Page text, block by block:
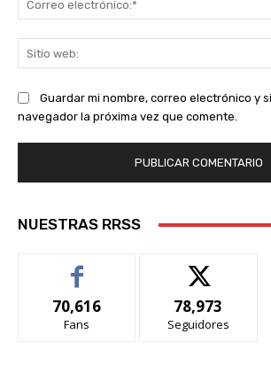
Guardar mi nombre, correo electrónico y
navegador la próxima vez que comente.
NUESTRAS RRSS
70,616
Fans
78,973
Seguidores